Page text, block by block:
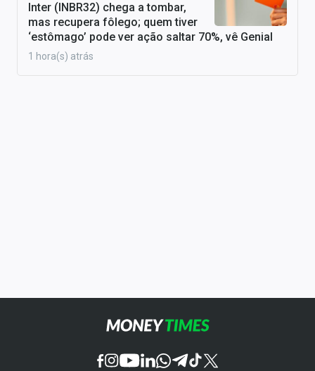
Inter (INBR32) chega a tombar,
mas recupera fôlego; quem tiver
‘estômago’ pode ver ação saltar 70%, vê Genial
1 hora(s) atrás